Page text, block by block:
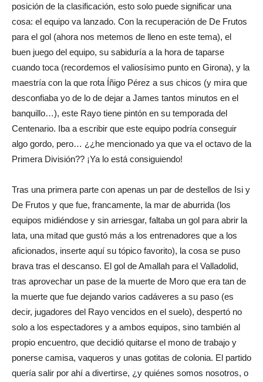
posición de la clasificación, esto solo puede significar una
cosa: el equipo va lanzado. Con la recuperación de De Frutos
para el gol (ahora nos metemos de lleno en este tema), el
buen juego del equipo, su sabiduría a la hora de taparse
cuando toca (recordemos el valiosísimo punto en Girona), y la
maestría con la que rota Íñigo Pérez a sus chicos (y mira que
desconfiaba yo de lo de dejar a James tantos minutos en el
banquillo…), este Rayo tiene pintón en su temporada del
Centenario. Iba a escribir que este equipo podría conseguir
algo gordo, pero… ¿¿he mencionado ya que va el octavo de la
Primera División?? ¡Ya lo está consiguiendo!
Tras una primera parte con apenas un par de destellos de Isi y
De Frutos y que fue, francamente, la mar de aburrida (los
equipos midiéndose y sin arriesgar, faltaba un gol para abrir la
lata, una mitad que gustó más a los entrenadores que a los
aficionados, inserte aquí su tópico favorito), la cosa se puso
brava tras el descanso. El gol de Amallah para el Valladolid,
tras aprovechar un pase de la muerte de Moro que era tan de
la muerte que fue dejando varios cadáveres a su paso (es
decir, jugadores del Rayo vencidos en el suelo), despertó no
solo a los espectadores y a ambos equipos, sino también al
propio encuentro, que decidió quitarse el mono de trabajo y
ponerse camisa, vaqueros y unas gotitas de colonia. El partido
quería salir por ahí a divertirse, ¿y quiénes somos nosotros, o